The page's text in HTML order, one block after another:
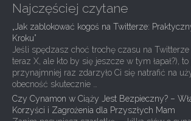
Najczęściej czytane
„Jak zablokować kogoś na Twitterze:
Kroku”
Jeśli spędzasz choć trochę czasu na Twitterze
teraz X, ale kto by się jeszcze w tym łapał?),
przynajmniej raz zdarzyło Ci się natrafić na
obecność skutecznie …
Czy Cynamon w Ciąży Jest Bezpieczny? –
Korzyści i Zagrożenia dla Przyszłych Mam